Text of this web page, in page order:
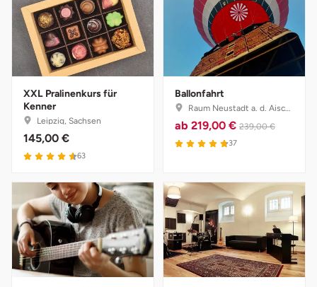
XXL Pralinenkurs für
Kenner
Leipzig, Sachsen
145,00 €
63
Ballonfahrt
Raum Neustadt a. d. Aisch, Bayern
ab 219,00 € 239,00 €
37
Kronach
Kulmbach
Köln
Landkreis Rostock
Langenselbold
Leipzig
Leutkirch